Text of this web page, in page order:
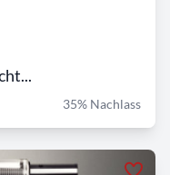
35% Nachlass